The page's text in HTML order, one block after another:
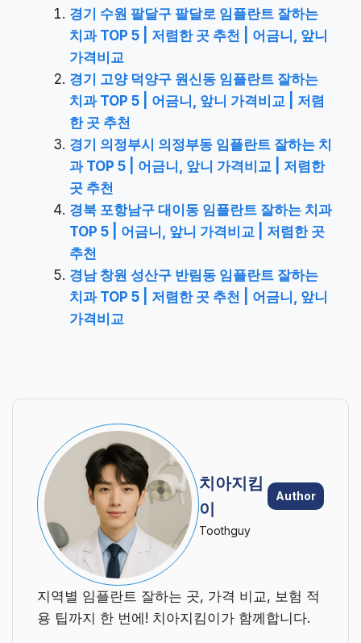
경기 수원 팔달구 팔달로 임플란트 잘하는
치과 TOP 5 | 저렴한 곳 추천 | 어금니, 앞니
가격비교
경기 고양 덕양구 원신동 임플란트 잘하는
치과 TOP 5 | 어금니, 앞니 가격비교 | 저렴
한 곳 추천
경기 의정부시 의정부동 임플란트 잘하는 치
과 TOP 5 | 어금니, 앞니 가격비교 | 저렴한
곳 추천
경북 포항남구 대이동 임플란트 잘하는 치과
TOP 5 | 어금니, 앞니 가격비교 | 저렴한 곳
추천
경남 창원 성산구 반림동 임플란트 잘하는
치과 TOP 5 | 저렴한 곳 추천 | 어금니, 앞니
가격비교
치아지킴
이
Author
Toothguy
지역별 임플란트 잘하는 곳, 가격 비교, 보험 적
용 팁까지 한 번에! 치아지킴이가 함께합니다.